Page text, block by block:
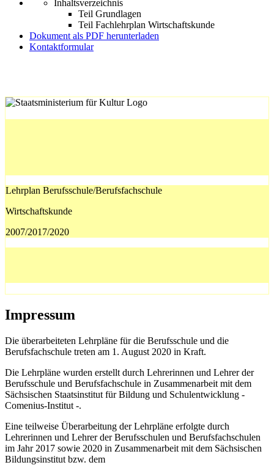
Inhaltsverzeichnis
Teil Grundlagen
Teil Fachlehrplan Wirtschaftskunde
Dokument als PDF herunterladen
Kontaktformular
Lehrplan Berufsschule/Berufsfachschule
Wirtschaftskunde
2007/2017/2020
Impressum
Die überarbeiteten Lehrpläne für die Berufsschule und die
Berufsfachschule treten am 1. August 2020 in Kraft.
Die Lehrpläne wurden erstellt durch Lehrerinnen und Lehrer der
Berufsschule und Berufsfachschule in Zusammenarbeit mit dem
Sächsischen Staatsinstitut für Bildung und Schulentwicklung -
Comenius-Institut -.
Eine teilweise Überarbeitung der Lehrpläne erfolgte durch
Lehrerinnen und Lehrer der Berufsschulen und Berufsfachschulen
im Jahr 2017 sowie 2020 in Zusammenarbeit mit dem Sächsischen
Bildungsinstitut bzw. dem